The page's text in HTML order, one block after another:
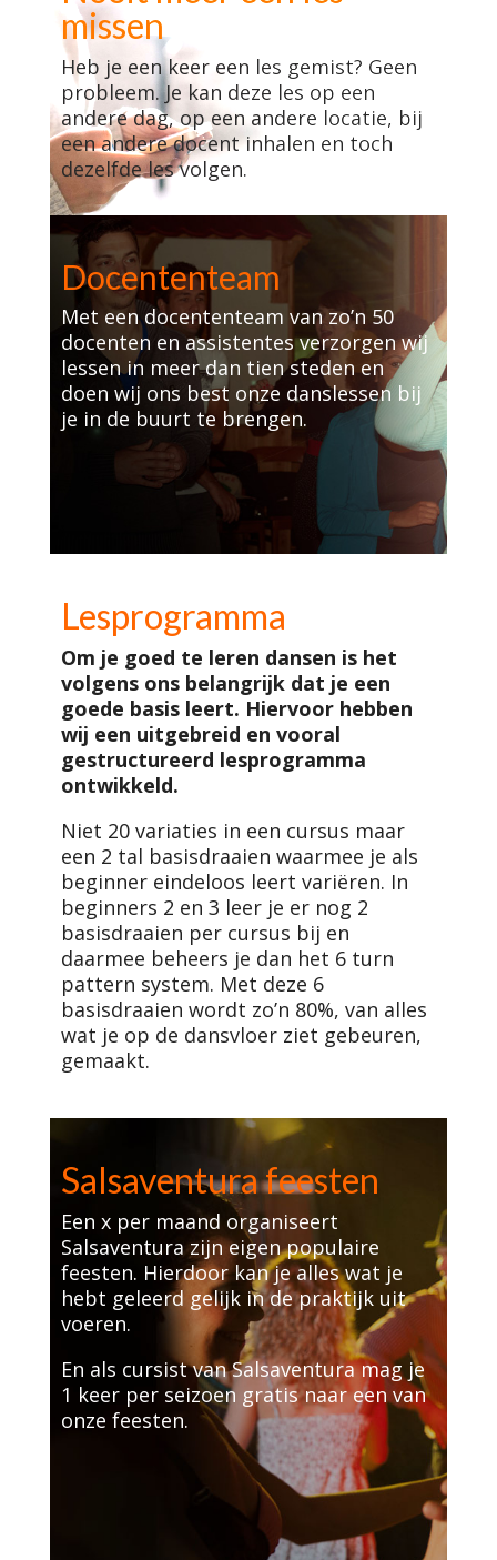
missen
Heb je een keer een les gemist? Geen
probleem. Je kan deze les op een
andere dag, op een andere locatie, bij
een andere docent inhalen en toch
dezelfde les volgen.
Docententeam
Met een docententeam van zo’n 50
docenten en assistentes verzorgen wij
lessen in meer dan tien steden en
doen wij ons best onze danslessen bij
je in de buurt te brengen.
Lesprogramma
Om je goed te leren dansen is het
volgens ons belangrijk dat je een
goede basis leert. Hiervoor hebben
wij een uitgebreid en vooral
gestructureerd lesprogramma
ontwikkeld.
Niet 20 variaties in een cursus maar
een 2 tal basisdraaien waarmee je als
beginner eindeloos leert variëren. In
beginners 2 en 3 leer je er nog 2
basisdraaien per cursus bij en
daarmee beheers je dan het 6 turn
pattern system. Met deze 6
basisdraaien wordt zo’n 80%, van alles
wat je op de dansvloer ziet gebeuren,
gemaakt.
Salsaventura feesten
Een x per maand organiseert
Salsaventura zijn eigen populaire
feesten. Hierdoor kan je alles wat je
hebt geleerd gelijk in de praktijk uit
voeren.
En als cursist van Salsaventura mag je
1 keer per seizoen gratis naar een van
onze feesten.